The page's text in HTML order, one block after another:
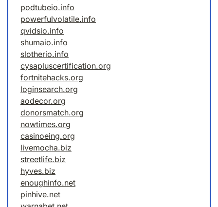
podtubeio.info
powerfulvolatile.info
qvidsio.info
shumaio.info
slotherio.info
cysapluscertification.org
fortnitehacks.org
loginsearch.org
aodecor.org
donorsmatch.org
nowtimes.org
casinoeing.org
livemocha.biz
streetlife.biz
hyves.biz
enoughinfo.net
pinhive.net